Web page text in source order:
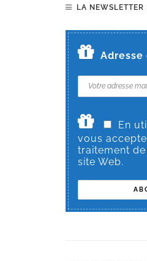
LA
Adresse
En
vous
traitement
site Web.